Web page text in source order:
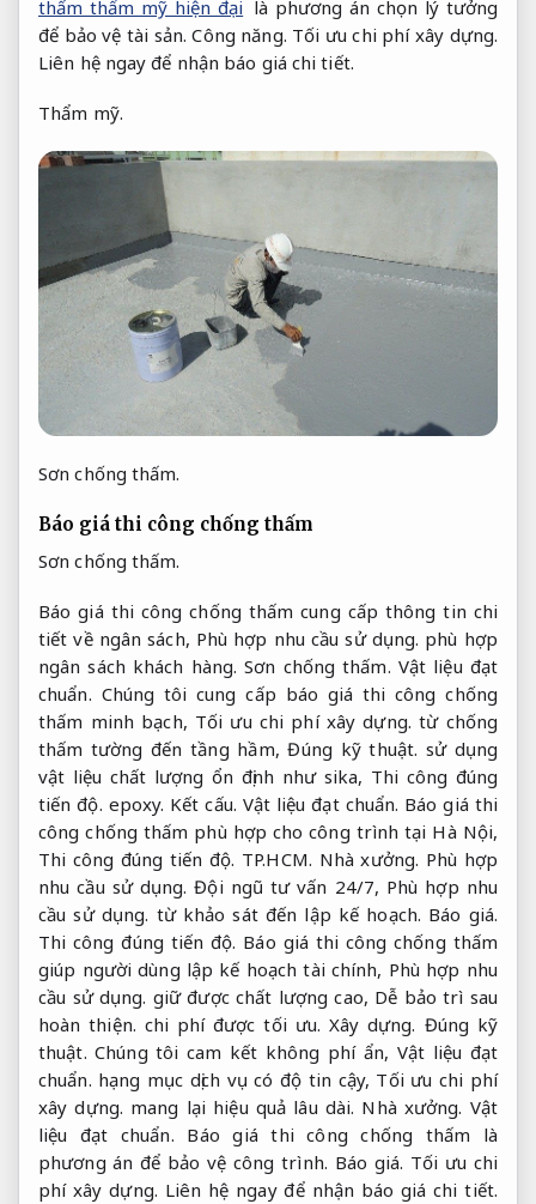
thấm thẩm mỹ hiện đại là phương án chọn lý tưởng
để bảo vệ tài sản.Công năng. Tối ưu chi phí xây dựng.
Liên hệ ngay để nhận báo giá chi tiết.
Thẩm mỹ.
Sơn chống thấm.
Báo giá thi công chống thấm
Sơn chống thấm.
Báo giá thi công chống thấm cung cấp thông tin chi
tiết về ngân sách, Phù hợp nhu cầu sử dụng. phù hợp
ngân sách khách hàng.Sơn chống thấm. Vật liệu đạt
chuẩn. Chúng tôi cung cấp báo giá thi công chống
thấm minh bạch, Tối ưu chi phí xây dựng. từ chống
thấm tường đến tầng hầm,Đúng kỹ thuật. sử dụng
vật liệu chất lượng ổn định như sika, Thi công đúng
tiến độ. epoxy. Kết cấu. Vật liệu đạt chuẩn. Báo giá thi
công chống thấm phù hợp cho công trình tại Hà Nội,
Thi công đúng tiến độ. TP.HCM. Nhà xưởng. Phù hợp
nhu cầu sử dụng. Đội ngũ tư vấn 24/7, Phù hợp nhu
cầu sử dụng. từ khảo sát đến lập kế hoạch. Báo giá.
Thi công đúng tiến độ. Báo giá thi công chống thấm
giúp người dùng lập kế hoạch tài chính, Phù hợp nhu
cầu sử dụng. giữ được chất lượng cao, Dễ bảo trì sau
hoàn thiện. chi phí được tối ưu. Xây dựng. Đúng kỹ
thuật. Chúng tôi cam kết không phí ẩn, Vật liệu đạt
chuẩn. hạng mục dịch vụ có độ tin cậy, Tối ưu chi phí
xây dựng. mang lại hiệu quả lâu dài. Nhà xưởng. Vật
liệu đạt chuẩn. Báo giá thi công chống thấm là
phương án để bảo vệ công trình. Báo giá. Tối ưu chi
phí xây dựng. Liên hệ ngay để nhận báo giá chi tiết.